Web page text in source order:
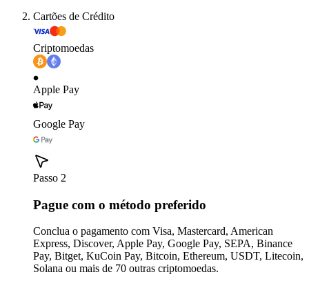
Cartões de Crédito
Criptomoedas
Apple Pay
Google Pay
Passo 2
Pague com o método preferido
Conclua o pagamento com Visa, Mastercard, American
Express, Discover, Apple Pay, Google Pay, SEPA, Binance
Pay, Bitget, KuCoin Pay, Bitcoin, Ethereum, USDT, Litecoin,
Solana ou mais de 70 outras criptomoedas.